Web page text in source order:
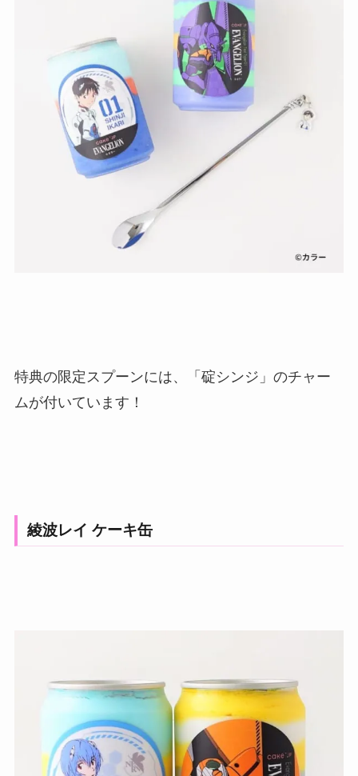
特典の限定スプーンには、「碇シンジ」のチャー
ムが付いています！
綾波レイ ケーキ缶